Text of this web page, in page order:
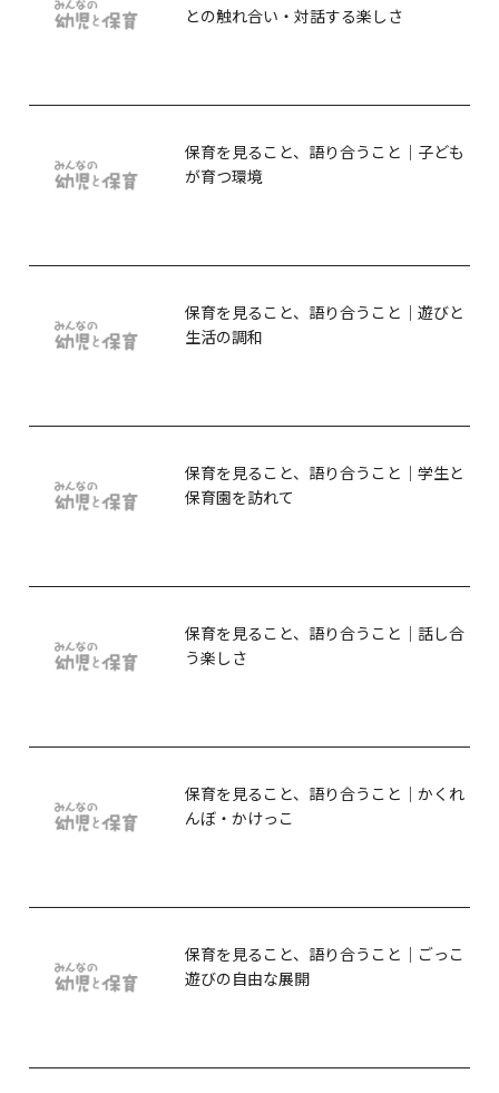
との触れ合い・対話する楽しさ
保育を見ること、語り合うこと｜子ども
が育つ環境
保育を見ること、語り合うこと｜遊びと
生活の調和
保育を見ること、語り合うこと｜学生と
保育園を訪れて
保育を見ること、語り合うこと｜話し合
う楽しさ
保育を見ること、語り合うこと｜かくれ
んぼ・かけっこ
保育を見ること、語り合うこと｜ごっこ
遊びの自由な展開